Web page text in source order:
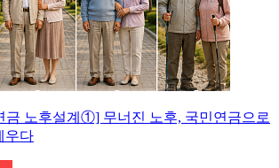
금 노후설계①] 무너진 노후, 국민연금으로
우다